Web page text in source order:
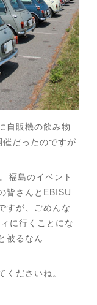
自販機の飲み物
だったのですが
福島のイベント
皆さんとEBISU
すが、ごめんな
に行くことにな
被るなん
ださいね。